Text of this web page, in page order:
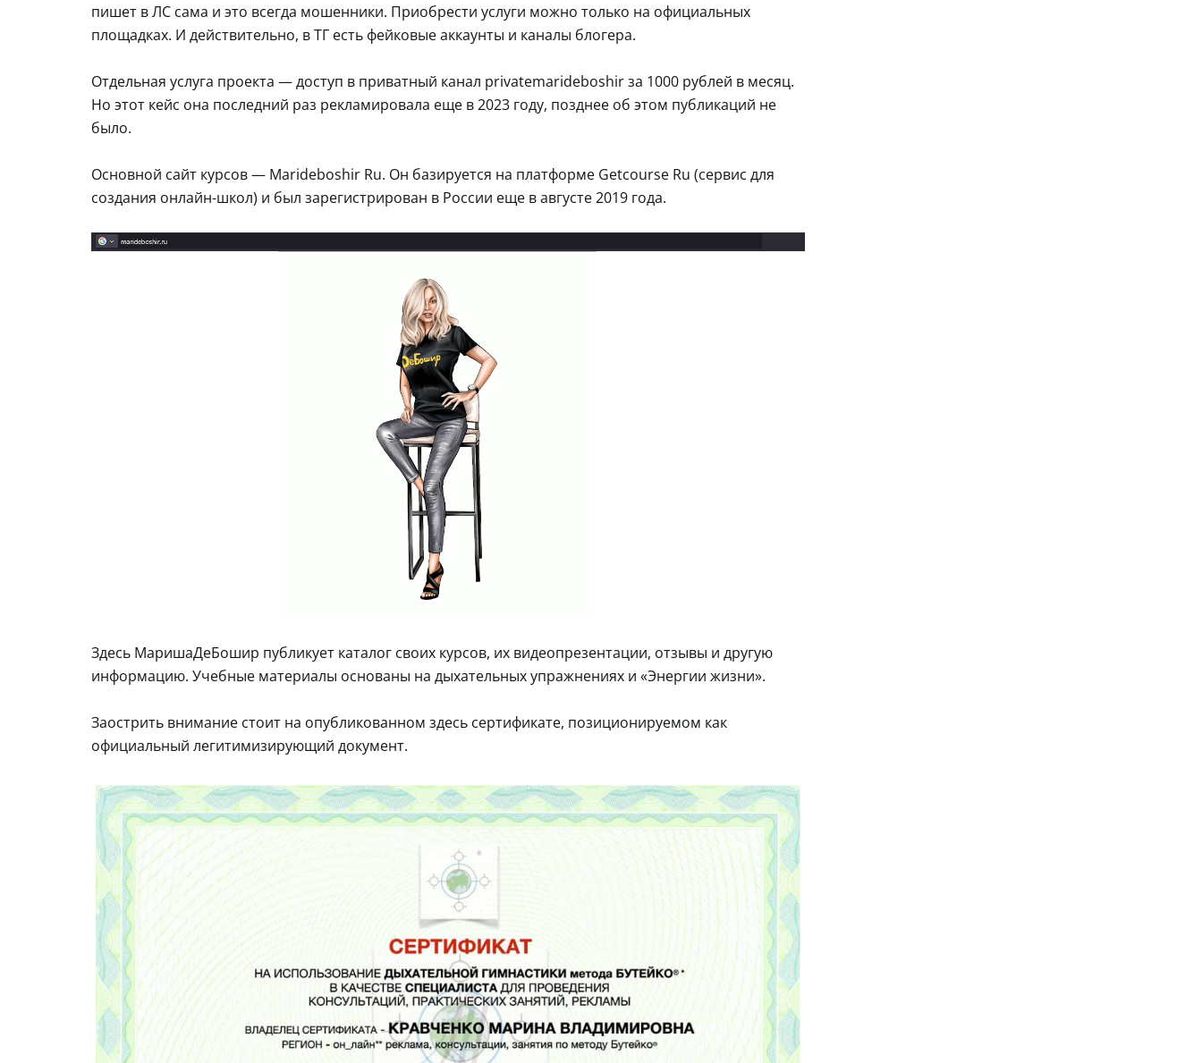
пишет в ЛС сама и это всегда мошенники. Приобрести услуги можно только на официальных
площадках. И действительно, в ТГ есть фейковые аккаунты и каналы блогера.
Отдельная услуга проекта — доступ в приватный канал privatemarideboshir за 1000 рублей в месяц.
Но этот кейс она последний раз рекламировала еще в 2023 году, позднее об этом публикаций не
было.
Основной сайт курсов — Marideboshir Ru. Он базируется на платформе Getcourse Ru (сервис для
создания онлайн-школ) и был зарегистрирован в России еще в августе 2019 года.
Здесь МаришаДеБошир публикует каталог своих курсов, их видеопрезентации, отзывы и другую
информацию. Учебные материалы основаны на дыхательных упражнениях и «Энергии жизни».
Заострить внимание стоит на опубликованном здесь сертификате, позиционируемом как
официальный легитимизирующий документ.